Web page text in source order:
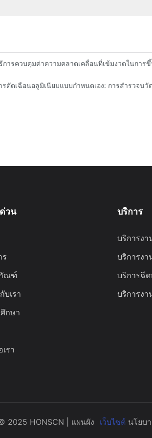
องมือ และโซลูชันการเคลือบผิว
การควบคุมค่าความคลาดเคลื่อนที่เข้มงวดในการ
รตัดเฉือนอลูมิเนียมแบบกำหนดเอง: การสำรวจน
วน
ร
ณฑ์
บเรา
กษา
รา
บริการ
บริการงา
บริการงา
บริการฉี
บริการงา
2025 HONSCN | แผนผัง เว็บไซต์ นโยบ